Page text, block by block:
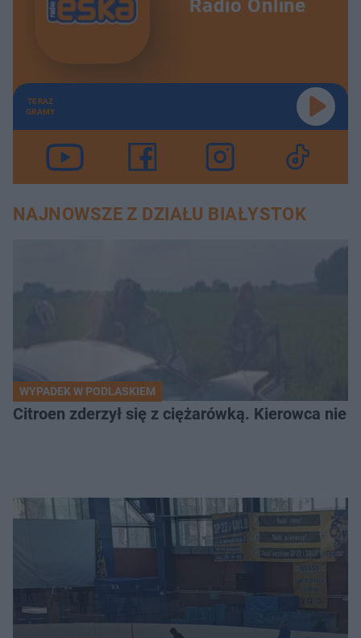
Radio Online
TERAZ
GRAMY
NAJNOWSZE Z DZIAŁU BIAŁYSTOK
WYPADEK W PODLASKIEM
Citroen zderzył się z ciężarówką. Kierowca nie